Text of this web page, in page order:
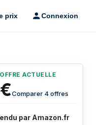
prix Connexion
ACTUELLE
€Comparer 4 offres
par Amazon.fr